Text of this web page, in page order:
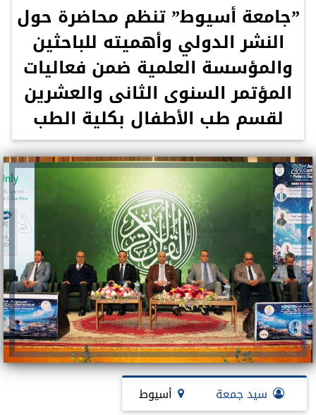
”جامعة أسيوط” تنظم محاضرة حول
النشر الدولي وأهميته للباحثين
والمؤسسة العلمية ضمن فعاليات
المؤتمر السنوى الثانى والعشرين
لقسم طب الأطفال بكلية الطب
سيد جمعة أسيوط